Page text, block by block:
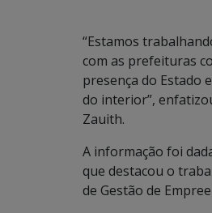
“Estamos
com as prefeituras
presença do Estado
do interior”,
Zauith.
A informação foi
que destacou o
de Gestão de